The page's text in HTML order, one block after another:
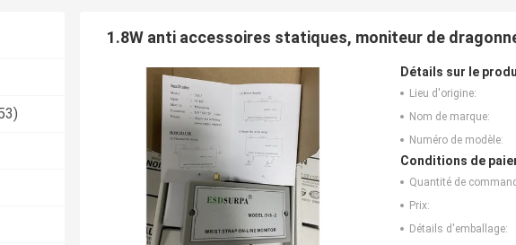
1.8W anti accessoires statiques, moniteur de dragonne
Détails sur le
Lieu d'origine:
Nom de marque:
Numéro de modèle:
Conditions de
Quantité de
Prix:
Détails d'emballage: